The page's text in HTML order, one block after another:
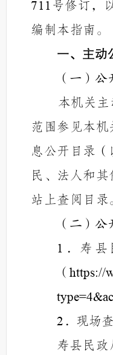
711 号修订，
编制本指南。
一、主动
（一）公
本机关
范围参见本机
息公开目录
民、法人和
站上查阅目录
（二）公
1 ．寿
（ https://
2 ．现场
寿县 民政